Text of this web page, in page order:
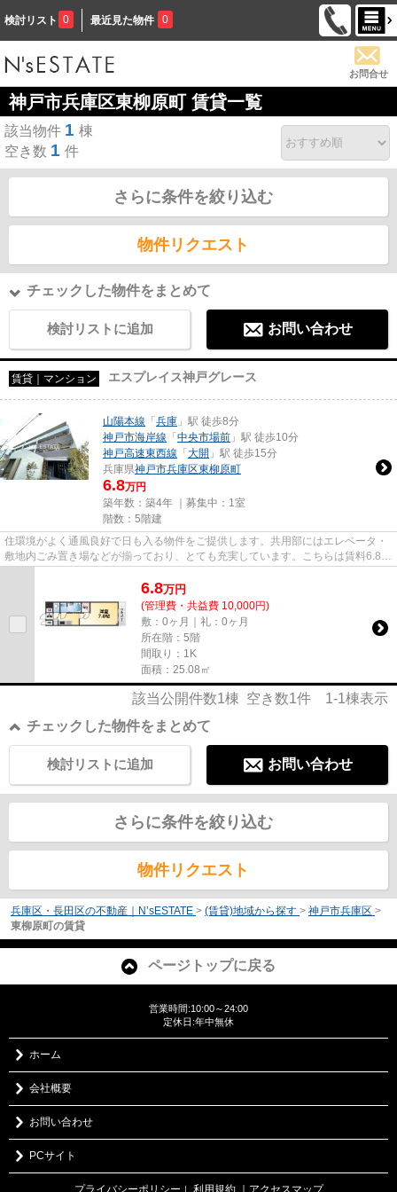
検討リスト 0 最近見た物件 0
お問合せ
神戸市兵庫区東柳原町 賃貸一覧
該当物件 1 棟
空き数 1 件
さらに条件を絞り込む
物件リクエスト
チェックした物件をまとめて
検討リストに追加 お問い合わせ
賃貸｜マンション エスプレイス神戸グレース
山陽本線 「 兵庫 」駅 徒歩8分
神戸市海岸線 「 中央市場前 」駅 徒歩10分
神戸高速東西線 「 大開 」駅 徒歩15分
兵庫県神戸市兵庫区東柳原町
6.8万円
築年数：築4年 ｜募集中： 1室
階数：5階建
住環境がよく通風良好で日も入る物件をご提供します。共用部にはエレベータ・
敷地内ごみ置き場などが揃っており、とても充実しています。こちらは賃料6.8万
6.8万円
(管理費・共益費 10,000円)
敷：0ヶ月｜礼：0ヶ月
所在階：5階
間取り：1K
面積：25.08㎡
該当公開件数1棟 空き数1件 1-1棟表示
チェックした物件をまとめて
お問い合わせ
検討リストに追加
さらに条件を絞り込む
物件リクエスト
兵庫区・長田区の不動産｜N’sESTATE > (賃貸)地域から探す > 神戸市兵庫区 >
東柳原町の賃貸
ページトップに戻る
営業時間:10:00～24:00
定休日:年中無休
ホーム
会社概要
お問い合わせ
PCサイト
プライバシーポリシー ｜ 利用規約 ｜アクセスマップ